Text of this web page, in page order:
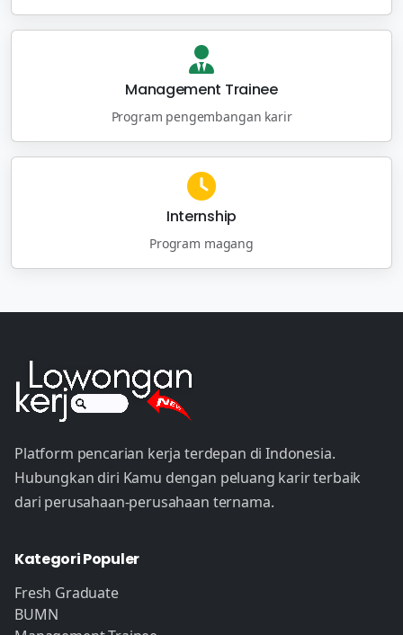
Management Trainee
Program pengembangan karir
Internship
Program magang
Platform pencarian kerja terdepan di Indonesia.
Hubungkan diri Kamu dengan peluang karir terbaik
dari perusahaan-perusahaan ternama.
Kategori Populer
Fresh Graduate
BUMN